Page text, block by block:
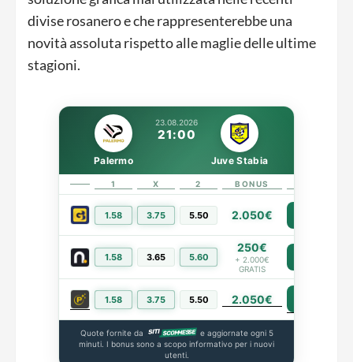
divise rosanero e che rappresenterebbe una
novità assoluta rispetto alle maglie delle ultime
stagioni.
23.08.2026
21:00
Palermo Juve Stabia
1 X 2 BONUS
1.58 3.75 5.50 2.050€
1.58 3.65 5.60
250€
+ 2.000€
GRATIS
1.58 3.75 5.50 2.050€
Quote fornite da
e aggiornate ogni 5
minuti. I bonus sono a scopo informativo per i nuovi
utenti.